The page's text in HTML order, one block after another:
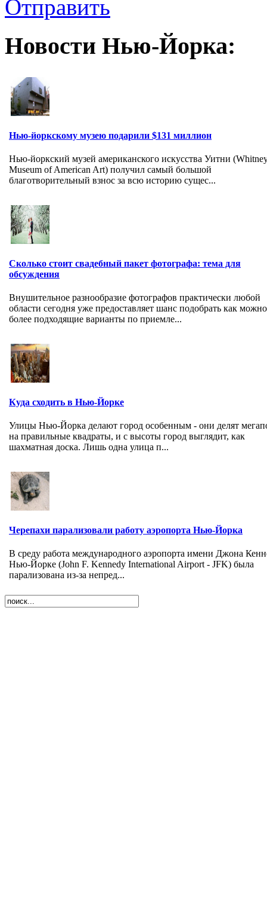
Отправить
Новости Нью-Йорка:
Нью-йоркскому музею подарили $131 миллион
Нью-йоркский музей американского искусства Уитни
Museum of American Art) получил самый большой
благотворительный взнос за всю историю сущес...
Сколько стоит свадебный пакет фотографа: тема для
обсуждения
Внушительное разнообразие фотографов практически любой
области сегодня уже предоставляет шанс подобрать как можно
более подходящие варианты по приемле...
Куда сходить в Нью-Йорке
Улицы Нью-Йорка делают город особенным - они делят
на правильные квадраты, и с высоты город выглядит, как
шахматная доска. Лишь одна улица п...
Черепахи парализовали работу аэропорта Нью-Йорка
В среду работа международного аэропорта имени Джона
Нью-Йорке (John F. Kennedy International Airport - JFK) была
парализована из-за непред...